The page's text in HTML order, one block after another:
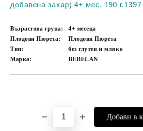
добавена захар) 4+ мес. 190 г.1397
Възрастова група:
4+ месеца
Плодови Пюрета:
Плодови Пюрета
Тип:
без глутен и мляко
Марка:
BEBELAN